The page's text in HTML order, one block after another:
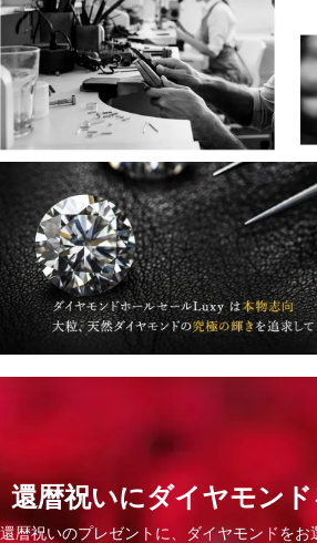
還暦祝いにダイヤモンド
還暦祝いのプレゼントに、ダイヤモンドをお